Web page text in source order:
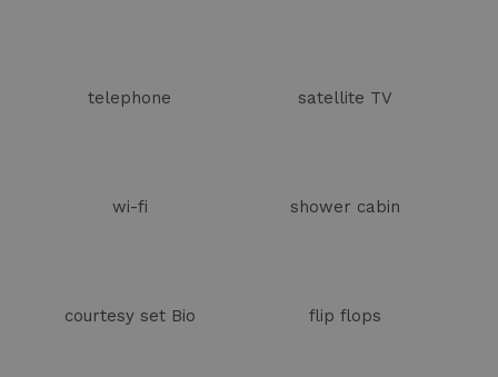
telephone satellite TV
wi-fi shower cabin
courtesy set Bio flip flops